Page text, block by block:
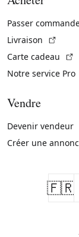
Passer
Livraison
Carte cadeau
Notre service Pro
Vendre
Devenir vendeur
Créer une
🇫🇷